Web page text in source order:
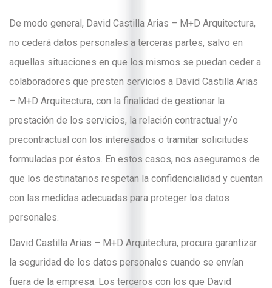
De modo general, David Castilla Arias – M+D Arquitectura,
no cederá datos personales a terceras partes, salvo en
aquellas situaciones en que los mismos se puedan ceder a
colaboradores que presten servicios a David Castilla Arias
– M+D Arquitectura, con la finalidad de gestionar la
prestación de los servicios, la relación contractual y/o
precontractual con los interesados o tramitar solicitudes
formuladas por éstos. En estos casos, nos aseguramos de
que los destinatarios respetan la confidencialidad y cuentan
con las medidas adecuadas para proteger los datos
personales.
David Castilla Arias – M+D Arquitectura, procura garantizar
la seguridad de los datos personales cuando se envían
fuera de la empresa. Los terceros con los que David